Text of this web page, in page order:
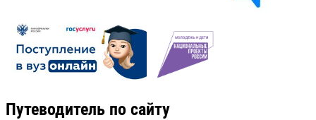
Путеводитель по сайту